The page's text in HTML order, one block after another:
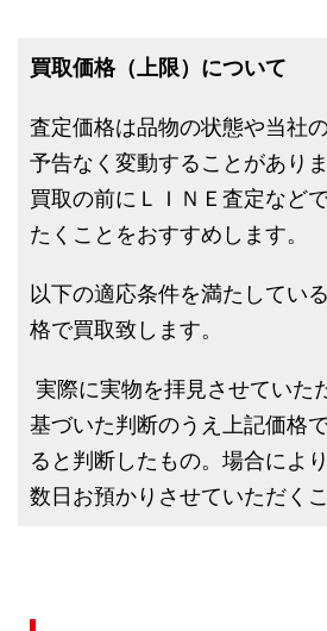
買取価格（上限）について
査定価格は品物の状態や当社
予告なく変動することがあり
買取の前にＬＩＮＥ査定など
たくことをおすすめします。
以下の適応条件を満たしてい
格で買取致します。
実際に実物を拝見させていた
基づいた判断のうえ上記価格
ると判断したもの。場合によ
数日お預かりさせていただく